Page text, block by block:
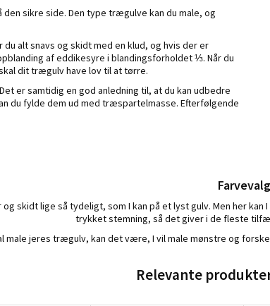
sikre side. Den type trægulve kan du male, og
alt snavs og skidt med en klud, og hvis der er
af eddikesyre i blandingsforholdet ⅓. Når du
dit trægulv have lov til at tørre.
Det er samtidig en god anledning til, at du kan udbedre
du fylde dem ud med træspartelmasse. Efterfølgende
Farvevalg
skidt lige så tydeligt, som I kan på et lyst gulv. Men her
trykket stemning, så det giver i de fleste
jeres trægulv, kan det være, I vil male mønstre og
Relevante